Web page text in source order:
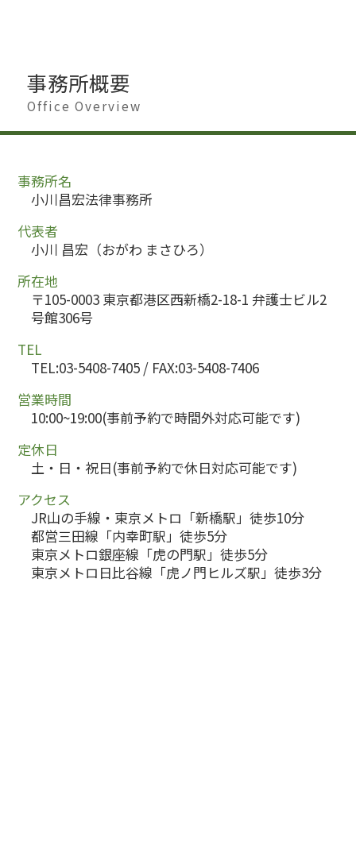
事務所概要
Office Overview
事務所名
小川昌宏法律事務所
代表者
小川 昌宏（おがわ まさひろ）
所在地
〒105-0003 東京都港区西新橋2-18-1 弁護士ビル2
号館306号
TEL
TEL:03-5408-7405 / FAX:03-5408-7406
営業時間
10:00~19:00(事前予約で時間外対応可能です)
定休日
土・日・祝日(事前予約で休日対応可能です)
アクセス
JR山の手線・東京メトロ「新橋駅」徒歩10分
都営三田線「内幸町駅」徒歩5分
東京メトロ銀座線「虎の門駅」徒歩5分
東京メトロ日比谷線「虎ノ門ヒルズ駅」徒歩3分